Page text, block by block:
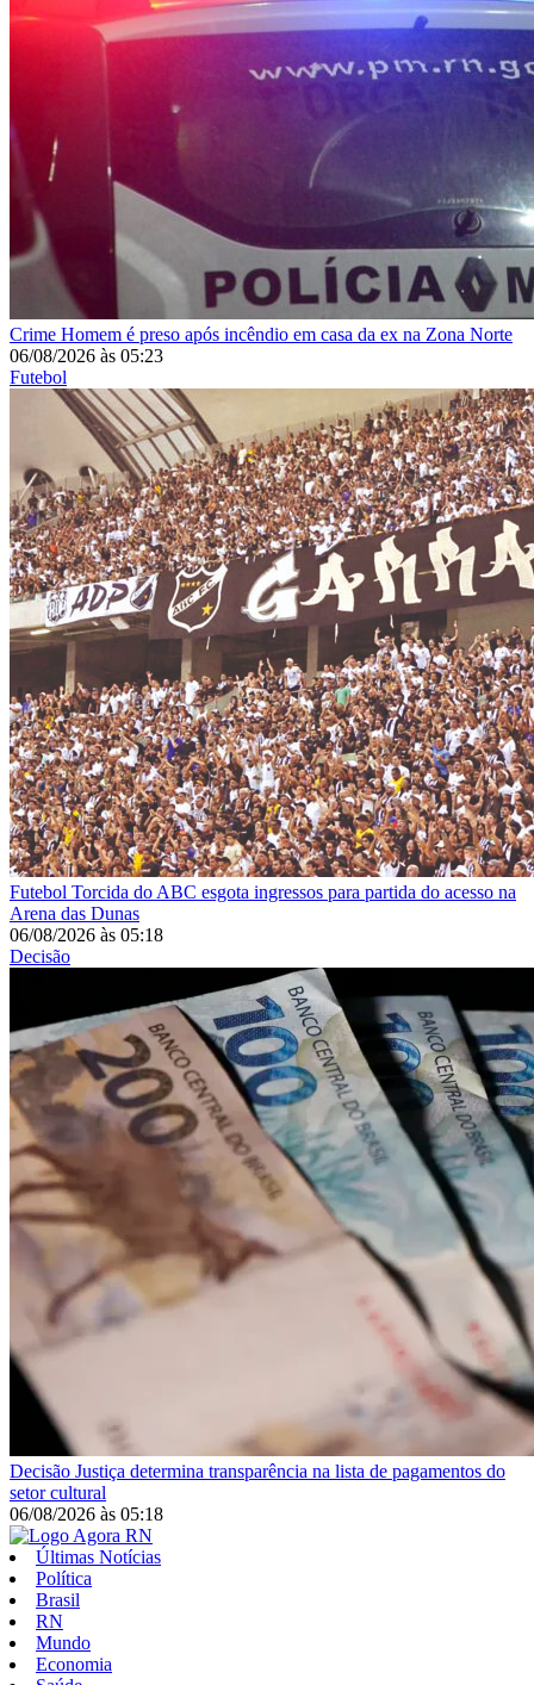
Crime Homem é preso após incêndio em casa da ex na Zona Norte
06/08/2026 às 05:23
Futebol
Futebol Torcida do ABC esgota ingressos para partida do acesso na
Arena das Dunas
06/08/2026 às 05:18
Decisão
Decisão Justiça determina transparência na lista de pagamentos do
setor cultural
06/08/2026 às 05:18
Últimas Notícias
Política
Brasil
RN
Mundo
Economia